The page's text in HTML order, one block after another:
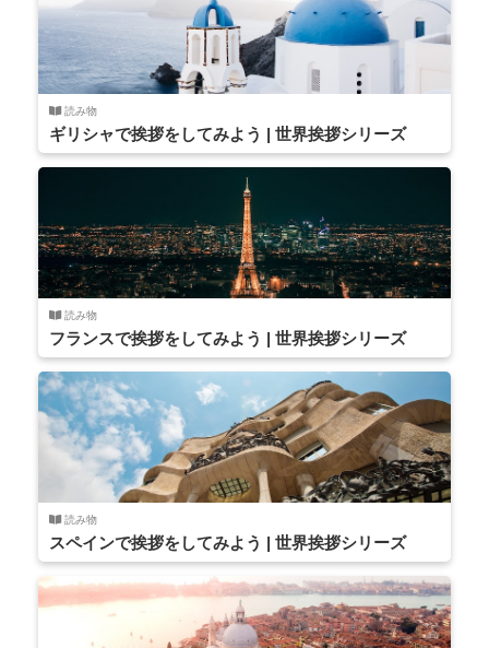
読み物
ギリシャで挨拶をしてみよう | 世界挨拶シリーズ
読み物
フランスで挨拶をしてみよう | 世界挨拶シリーズ
読み物
スペインで挨拶をしてみよう | 世界挨拶シリーズ